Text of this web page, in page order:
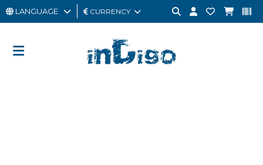
MAN
LANGUAGE CURRENCY